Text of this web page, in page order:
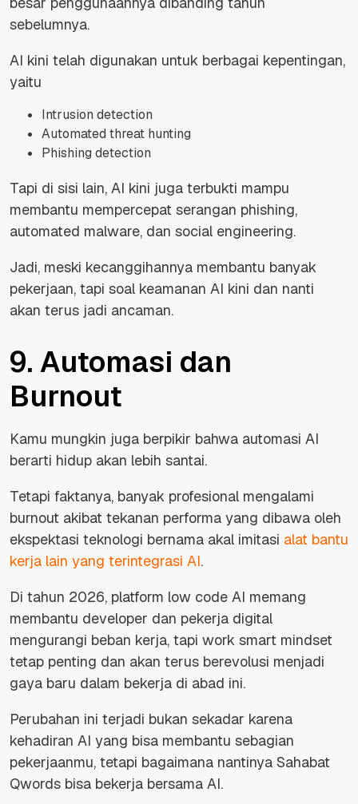
sebelumnya.
AI kini telah digunakan untuk berbagai kepentingan,
yaitu
Intrusion detection
Automated threat hunting
Phishing detection
Tapi di sisi lain, AI kini juga terbukti mampu
membantu mempercepat serangan phishing,
automated malware, dan social engineering.
Jadi, meski kecanggihannya membantu banyak
pekerjaan, tapi soal keamanan AI kini dan nanti
akan terus jadi ancaman.
9. Automasi dan
Burnout
Kamu mungkin juga berpikir bahwa automasi AI
berarti hidup akan lebih santai.
Tetapi faktanya, banyak profesional mengalami
burnout akibat tekanan performa yang dibawa oleh
ekspektasi teknologi bernama akal imitasi alat bantu
kerja lain yang terintegrasi AI.
Di tahun 2026, platform low code AI memang
membantu developer dan pekerja digital
mengurangi beban kerja, tapi work smart mindset
tetap penting dan akan terus berevolusi menjadi
gaya baru dalam bekerja di abad ini.
Perubahan ini terjadi bukan sekadar karena
kehadiran AI yang bisa membantu sebagian
pekerjaanmu, tetapi bagaimana nantinya Sahabat
Qwords bisa bekerja bersama AI.